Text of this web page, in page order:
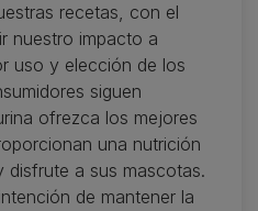
recetas, con el
nuestro impacto a
uso y elección de los
siguen
ofrezca los mejores
una nutrición
disfrute a sus mascotas.
de mantener la